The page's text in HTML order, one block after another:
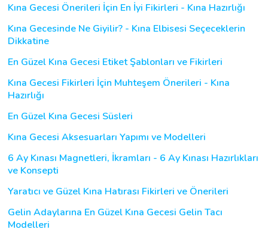
Kına Gecesi Önerileri İçin En İyi Fikirleri - Kına Hazırlığı
Kına Gecesinde Ne Giyilir? - Kına Elbisesi Seçeceklerin
Dikkatine
En Güzel Kına Gecesi Etiket Şablonları ve Fikirleri
Kına Gecesi Fikirleri İçin Muhteşem Önerileri - Kına
Hazırlığı
En Güzel Kına Gecesi Süsleri
Kına Gecesi Aksesuarları Yapımı ve Modelleri
6 Ay Kınası Magnetleri, İkramları - 6 Ay Kınası Hazırlıkları
ve Konsepti
Yaratıcı ve Güzel Kına Hatırası Fikirleri ve Önerileri
Gelin Adaylarına En Güzel Kına Gecesi Gelin Tacı
Modelleri